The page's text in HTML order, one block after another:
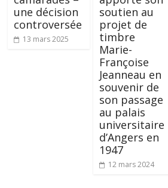
une décision
controversée
13 mars 2025
soutien au
projet de
timbre
Marie-
Françoise
Jeanneau en
souvenir de
son passage
au palais
universitaire
d’Angers en
1947
12 mars 2024